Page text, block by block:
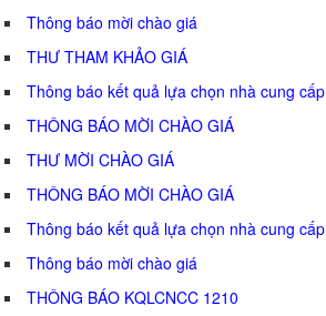
Thông báo mời chào giá
THƯ THAM KHẢO GIÁ
Thông báo kết quả lựa chọn nhà cung cấp
THÔNG BÁO MỜI CHÀO GIÁ
THƯ MỜI CHÀO GIÁ
THÔNG BÁO MỜI CHÀO GIÁ
Thông báo kết quả lựa chọn nhà cung cấp
Thông báo mời chào giá
THÔNG BÁO KQLCNCC 1210